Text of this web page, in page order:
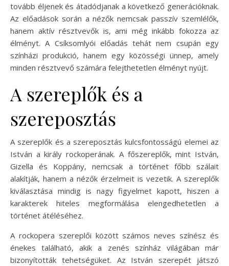
tovább éljenek és átadódjanak a következő generációknak.
Az előadások során a nézők nemcsak passzív szemlélők,
hanem aktív résztvevők is, ami még inkább fokozza az
élményt. A Csíksomlyói előadás tehát nem csupán egy
színházi produkció, hanem egy közösségi ünnep, amely
minden résztvevő számára felejthetetlen élményt nyújt.
A szereplők és a
szereposztás
A szereplők és a szereposztás kulcsfontosságú elemei az
István a király rockoperának. A főszereplők, mint István,
Gizella és Koppány, nemcsak a történet főbb szálait
alakítják, hanem a nézők érzelmeit is vezetik. A szereplők
kiválasztása mindig is nagy figyelmet kapott, hiszen a
karakterek hiteles megformálása elengedhetetlen a
történet átéléséhez.
A rockopera szereplői között számos neves színész és
énekes található, akik a zenés színház világában már
bizonyították tehetségüket. Az István szerepét játszó